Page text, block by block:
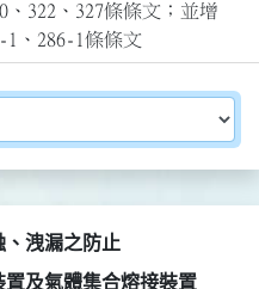
、322、327條條文；並增
1、286-1條條文
、洩漏之防止
及氣體集合熔接裝置